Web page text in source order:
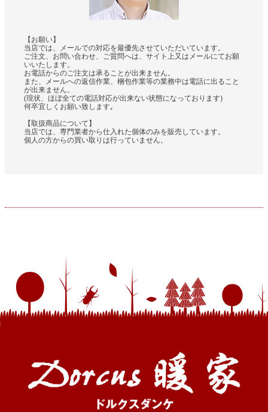
【お願い】
当店では、メールでの対応を最優先させていただいています。
ご注文、お問い合わせ、ご質問へは、サイト上又はメールにてお願
いいたします。
お電話からのご注文は承ることが出来ません。
また、メールへの返信作業、梱包作業等の業務中は電話に出ること
が出来ません。
(現状、ほぼ全ての電話対応が出来ない状態になっております)
何卒宜しくお願い致します｡
【取扱商品について】
当店では、専門業者から仕入れた個体のみを販売しています。
個人の方からの買い取りは行っていません。